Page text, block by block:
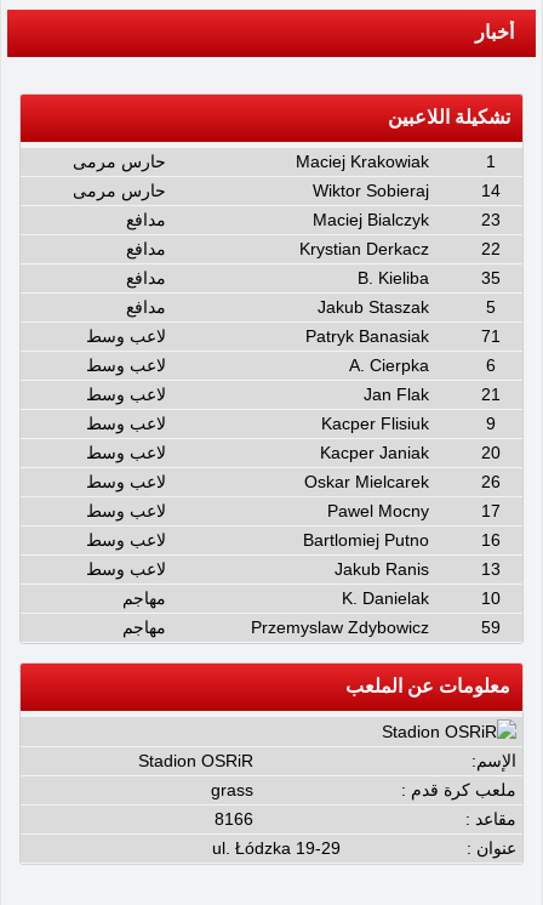
أخبار
تشكيلة اللاعبين
1
Maciej Krakowiak
حارس مرمى
14
Wiktor Sobieraj
حارس مرمى
23
Maciej Bialczyk
مدافع
22
Krystian Derkacz
مدافع
35
B. Kieliba
مدافع
5
Jakub Staszak
مدافع
71
Patryk Banasiak
لاعب وسط
6
A. Cierpka
لاعب وسط
21
Jan Flak
لاعب وسط
9
Kacper Flisiuk
لاعب وسط
20
Kacper Janiak
لاعب وسط
26
Oskar Mielcarek
لاعب وسط
17
Pawel Mocny
لاعب وسط
16
Bartlomiej Putno
لاعب وسط
13
Jakub Ranis
لاعب وسط
10
K. Danielak
مهاجم
59
Przemyslaw Zdybowicz مهاجم
معلومات عن الملعب
الإسم:
Stadion OSRiR
ملعب كرة قدم :
grass
مقاعد :
8166
عنوان :
ul. Łódzka 19-29